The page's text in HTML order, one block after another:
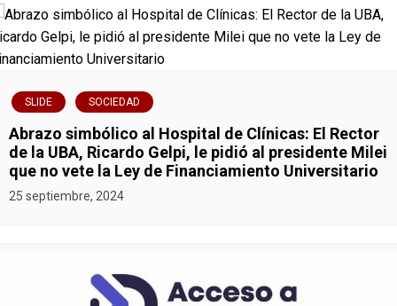
v
e
g
a
c
SLIDE SOCIEDAD
Abrazo simbólico al Hospital de Clínicas: El Rector
de la UBA, Ricardo Gelpi, le pidió al presidente Milei
que no vete la Ley de Financiamiento Universitario
25 septiembre, 2024